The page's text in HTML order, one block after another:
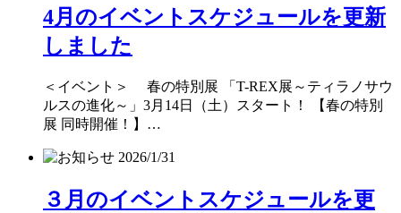
4月のイベントスケジュールを更新
しました
＜イベント＞ 春の特別展 「T-REX展～ティラノサウ
ルスの進化～」3月14日（土）スタート！ 【春の特別
展 同時開催！】…
2026/1/31
３月のイベントスケジュールを更